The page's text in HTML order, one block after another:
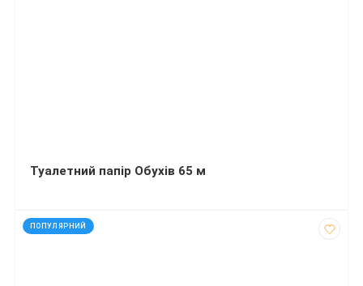
Туалетний папір Обухів 65 м
ПОПУЛЯРНИЙ
код: 272669